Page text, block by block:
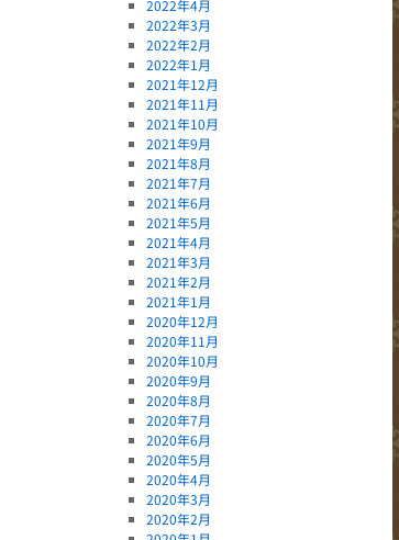
2022年4月
2022年3月
2022年2月
2022年1月
2021年12月
2021年11月
2021年10月
2021年9月
2021年8月
2021年7月
2021年6月
2021年5月
2021年4月
2021年3月
2021年2月
2021年1月
2020年12月
2020年11月
2020年10月
2020年9月
2020年8月
2020年7月
2020年6月
2020年5月
2020年4月
2020年3月
2020年2月